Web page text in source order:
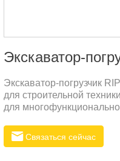
Экскаватор-
Экскаватор-погрузчик
для строительной
для
автомагистралях,
площадках, в сельском
Связаться сейчас